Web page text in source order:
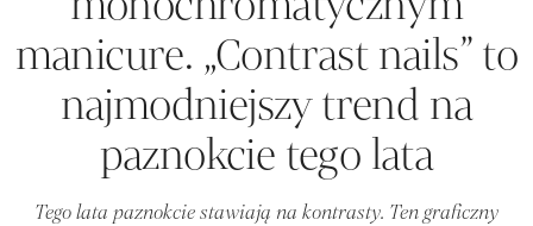
manicure. „Contrast nails” to
najmodniejszy trend na
paznokcie tego lata
Tego lata paznokcie stawiają na kontrasty. Ten graficzny